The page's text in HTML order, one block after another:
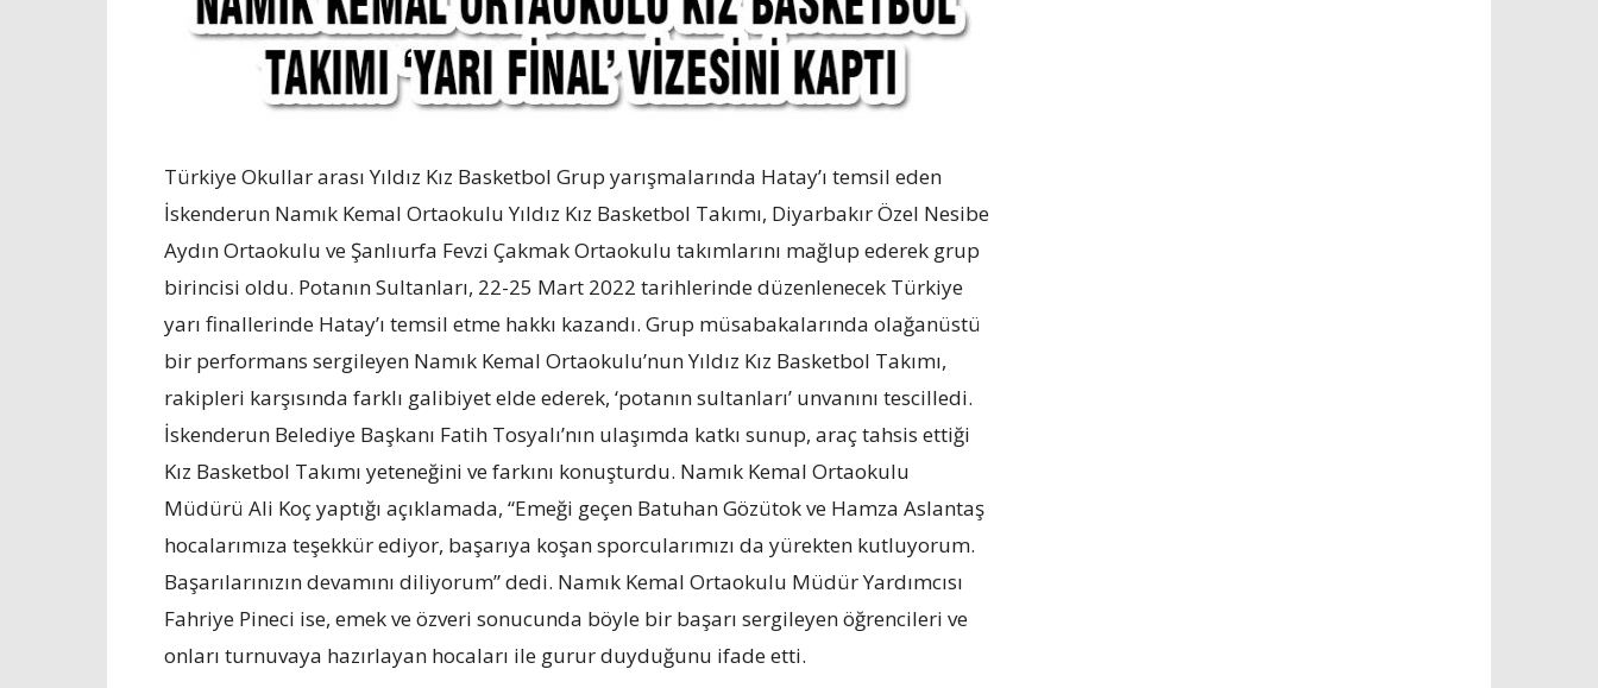
Türkiye Okullar arası Yıldız Kız Basketbol Grup yarışmalarında Hatay’ı temsil eden
İskenderun Namık Kemal Ortaokulu Yıldız Kız Basketbol Takımı, Diyarbakır Özel Nesibe
Aydın Ortaokulu ve Şanlıurfa Fevzi Çakmak Ortaokulu takımlarını mağlup ederek grup
birincisi oldu. Potanın Sultanları, 22-25 Mart 2022 tarihlerinde düzenlenecek Türkiye
yarı finallerinde Hatay’ı temsil etme hakkı kazandı. Grup müsabakalarında olağanüstü
bir performans sergileyen Namık Kemal Ortaokulu’nun Yıldız Kız Basketbol Takımı,
rakipleri karşısında farklı galibiyet elde ederek, ‘potanın sultanları’ unvanını tescilledi.
İskenderun Belediye Başkanı Fatih Tosyalı’nın ulaşımda katkı sunup, araç tahsis ettiği
Kız Basketbol Takımı yeteneğini ve farkını konuşturdu. Namık Kemal Ortaokulu
Müdürü Ali Koç yaptığı açıklamada, “Emeği geçen Batuhan Gözütok ve Hamza Aslantaş
hocalarımıza teşekkür ediyor, başarıya koşan sporcularımızı da yürekten kutluyorum.
Başarılarınızın devamını diliyorum” dedi. Namık Kemal Ortaokulu Müdür Yardımcısı
Fahriye Pineci ise, emek ve özveri sonucunda böyle bir başarı sergileyen öğrencileri ve
onları turnuvaya hazırlayan hocaları ile gurur duyduğunu ifade etti.